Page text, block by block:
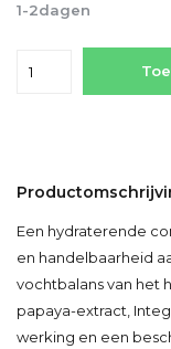
1-2dagen
Een hydraterende
en handelbaarheid
vochtbalans van het
papaya-extract,
werking en een